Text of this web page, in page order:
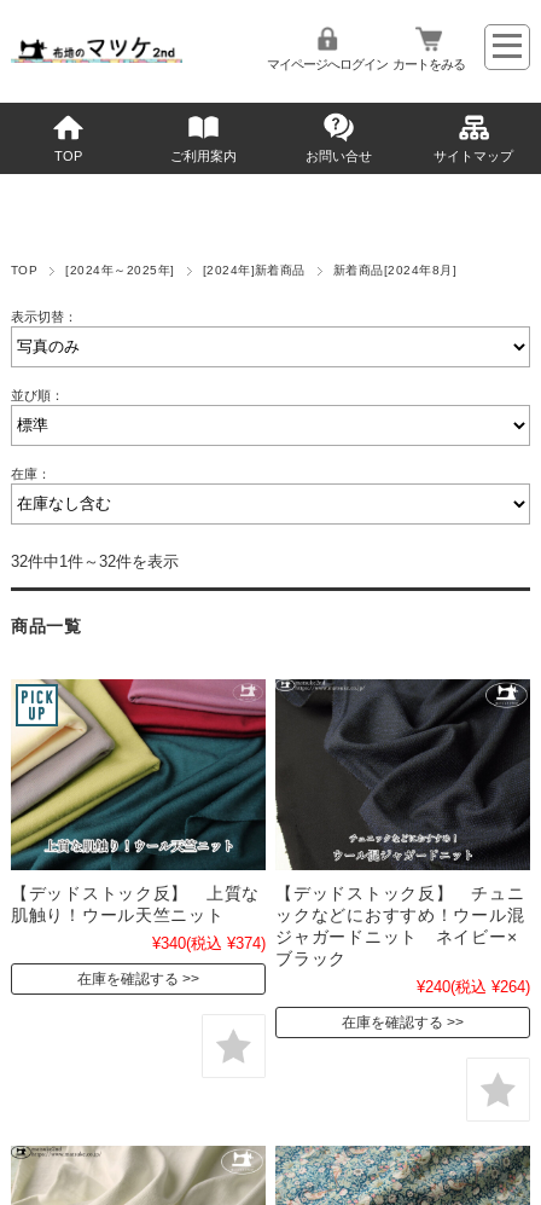
マイページへログイン カートをみる
TOP ご利用案内 お問い合せ サイトマップ
TOP [2024年～2025年] [2024年]新着商品 新着商品[2024年8月]
表示切替：
並び順：
在庫：
32件中1件～32件を表示
商品一覧
【デッドストック反】 上質な
肌触り！ウール天竺ニット
¥340(税込 ¥374)
在庫を確認する
【デッドストック反】 チュニ
ックなどにおすすめ！ウール混
ジャガードニット ネイビー×
ブラック
¥240(税込 ¥264)
在庫を確認する